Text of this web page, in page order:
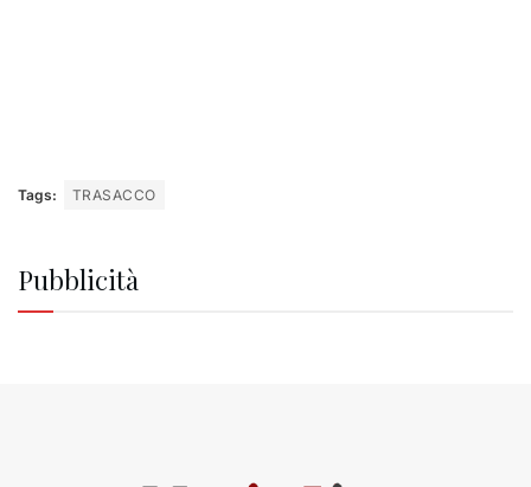
Tags: TRASACCO
Pubblicità